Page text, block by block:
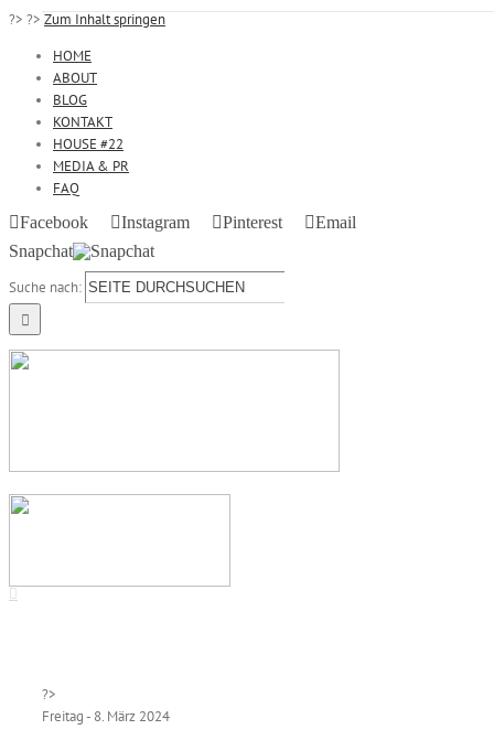
?> ?> Zum Inhalt springen
HOME
ABOUT
BLOG
KONTAKT
HOUSE #22
MEDIA & PR
FAQ
Facebook
Instagram Pinterest
Email
Snapchat
Suche nach:
?>
Freitag - 8. März 2024